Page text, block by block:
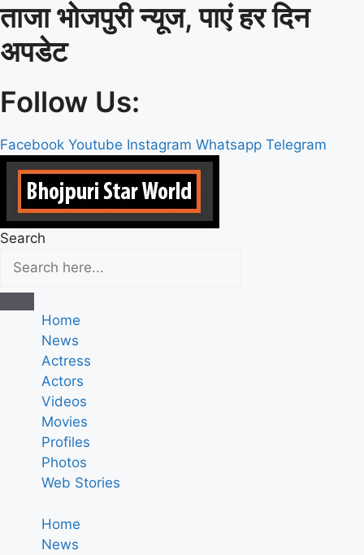
Skip
to
content
ताजा भोजपुरी न्यूज, पाएं हर दिन
अपडेट
Follow Us:
Facebook Youtube Instagram Whatsapp Telegram
Search
Home
News
Actress
Actors
Videos
Movies
Profiles
Photos
Web Stories
Home
News